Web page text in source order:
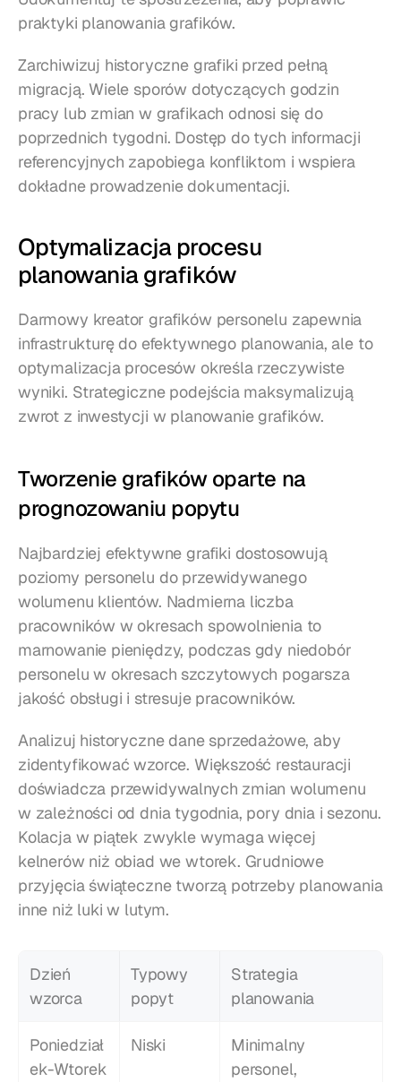
praktyki planowania grafików.
Zarchiwizuj historyczne grafiki przed pełną
migracją. Wiele sporów dotyczących godzin
pracy lub zmian w grafikach odnosi się do
poprzednich tygodni. Dostęp do tych informacji
referencyjnych zapobiega konfliktom i wspiera
dokładne prowadzenie dokumentacji.
Optymalizacja procesu
planowania grafików
Darmowy kreator grafików personelu zapewnia
infrastrukturę do efektywnego planowania, ale to
optymalizacja procesów określa rzeczywiste
wyniki. Strategiczne podejścia maksymalizują
zwrot z inwestycji w planowanie grafików.
Tworzenie grafików oparte na
prognozowaniu popytu
Najbardziej efektywne grafiki dostosowują
poziomy personelu do przewidywanego
wolumenu klientów. Nadmierna liczba
pracowników w okresach spowolnienia to
marnowanie pieniędzy, podczas gdy niedobór
personelu w okresach szczytowych pogarsza
jakość obsługi i stresuje pracowników.
Analizuj historyczne dane sprzedażowe, aby
zidentyfikować wzorce. Większość restauracji
doświadcza przewidywalnych zmian wolumenu
w zależności od dnia tygodnia, pory dnia i sezonu.
Kolacja w piątek zwykle wymaga więcej
kelnerów niż obiad we wtorek. Grudniowe
przyjęcia świąteczne tworzą potrzeby planowania
inne niż luki w lutym.
Dzień
wzorca
Typowy
popyt
Strategia
planowania
Poniedział
ek-Wtorek
Niski
Minimalny
personel,